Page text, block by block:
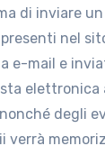
di inviare
nel
e-mail e
degli
verrà